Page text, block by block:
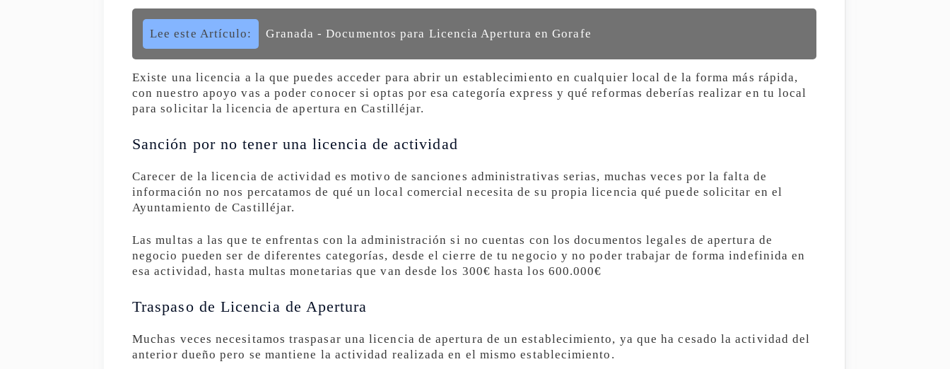
Lee este Artículo: Granada - Documentos para Licencia Apertura en Gorafe
Existe una licencia a la que puedes acceder para abrir un establecimiento en cualquier local de la forma más rápida,
con nuestro apoyo vas a poder conocer si optas por esa categoría express y qué reformas deberías realizar en tu local
para solicitar la licencia de apertura en Castilléjar.
Sanción por no tener una licencia de actividad
Carecer de la licencia de actividad es motivo de sanciones administrativas serias, muchas veces por la falta de
información no nos percatamos de qué un local comercial necesita de su propia licencia qué puede solicitar en el
Ayuntamiento de Castilléjar.
Las multas a las que te enfrentas con la administración si no cuentas con los documentos legales de apertura de
negocio pueden ser de diferentes categorías, desde el cierre de tu negocio y no poder trabajar de forma indefinida en
esa actividad, hasta multas monetarias que van desde los 300€ hasta los 600.000€
Traspaso de Licencia de Apertura
Muchas veces necesitamos traspasar una licencia de apertura de un establecimiento, ya que ha cesado la actividad del
anterior dueño pero se mantiene la actividad realizada en el mismo establecimiento.